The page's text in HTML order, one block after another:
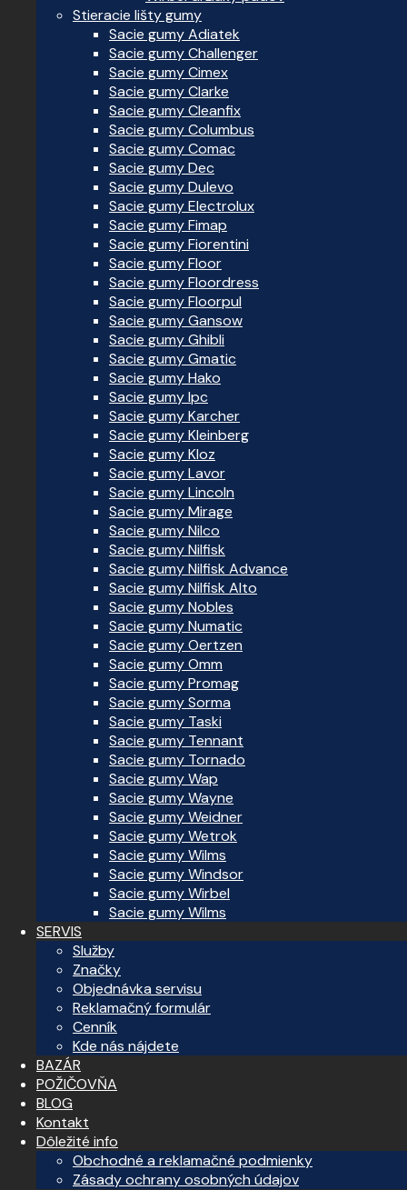
Stieracie lišty gumy
Sacie gumy Adiatek
Sacie gumy Challenger
Sacie gumy Cimex
Sacie gumy Clarke
Sacie gumy Cleanfix
Sacie gumy Columbus
Sacie gumy Comac
Sacie gumy Dec
Sacie gumy Dulevo
Sacie gumy Electrolux
Sacie gumy Fimap
Sacie gumy Fiorentini
Sacie gumy Floor
Sacie gumy Floordress
Sacie gumy Floorpul
Sacie gumy Gansow
Sacie gumy Ghibli
Sacie gumy Gmatic
Sacie gumy Hako
Sacie gumy Ipc
Sacie gumy Karcher
Sacie gumy Kleinberg
Sacie gumy Kloz
Sacie gumy Lavor
Sacie gumy Lincoln
Sacie gumy Mirage
Sacie gumy Nilco
Sacie gumy Nilfisk
Sacie gumy Nilfisk Advance
Sacie gumy Nilfisk Alto
Sacie gumy Nobles
Sacie gumy Numatic
Sacie gumy Oertzen
Sacie gumy Omm
Sacie gumy Promag
Sacie gumy Sorma
Sacie gumy Taski
Sacie gumy Tennant
Sacie gumy Tornado
Sacie gumy Wap
Sacie gumy Wayne
Sacie gumy Weidner
Sacie gumy Wetrok
Sacie gumy Wilms
Sacie gumy Windsor
Sacie gumy Wirbel
Sacie gumy Wilms
SERVIS
Služby
Značky
Objednávka servisu
Reklamačný formulár
Cenník
Kde nás nájdete
BAZÁR
POŽIČOVŇA
BLOG
Kontakt
Dôležité info
Obchodné a reklamačné podmienky
Zásady ochrany osobných údajov